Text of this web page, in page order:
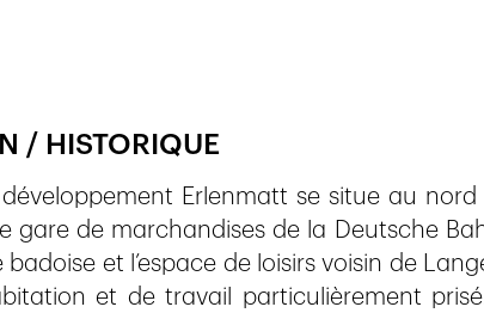
/ HISTORIQUE
Erlenmatt se situe au nord
gare de marchandises de la Deutsche
et l’espace de loisirs voisin de
et de travail particulièrement